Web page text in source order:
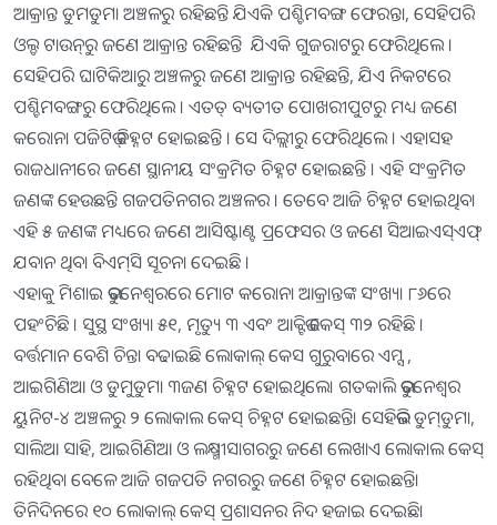
ଆକ୍ରାନ୍ତ ଡୁମଡୁମା ଅଞ୍ଚଳରୁ ରହିଛନ୍ତି ଯିଏକି ପଶ୍ଚିମବଙ୍ଗ ଫେରନ୍ତା, ସେହିପରି
ଓଲ୍ଡ ଟାଉନ୍‌ରୁ ଜଣେ ଆକ୍ରାନ୍ତ ରହିଛନ୍ତି ଯିଏକି ଗୁଜରାଟରୁ ଫେରିଥିଲେ ।
ସେହିପରି ଘାଟିକିଆରୁ ଅଞ୍ଚଳରୁ ଜଣେ ଆକ୍ରାନ୍ତ ରହିଛନ୍ତି, ଯିଏ ନିକଟରେ
ପଶ୍ଚିମବଙ୍ଗରୁ ଫେରିଥିଲେ । ଏତତ୍ ବ୍ୟତୀତ ପୋଖରୀପୁଟରୁ ମଧ୍ୟ ଜଣେ
କରୋନା ପଜିଟିଭ୍ ଚିହ୍ନଟ ହୋଇଛନ୍ତି । ସେ ଦିଲ୍ଲୀରୁ ଫେରିଥିଲେ । ଏହାସହ
ରାଜଧାନୀରେ ଜଣେ ସ୍ଥାନୀୟ ସଂକ୍ରମିତ ଚିହ୍ନଟ ହୋଇଛନ୍ତି । ଏହି ସଂକ୍ରମିତ
ଜଣଙ୍କ ହେଉଛନ୍ତି ଗଜପତିନଗର ଅଞ୍ଚଳର । ତେବେ ଆଜି ଚିହ୍ନଟ ହୋଇଥିବା
ଏହି ୫ ଜଣଙ୍କ ମଧ୍ୟରେ ଜଣେ ଆସିଷ୍ଟାଣ୍ଟ ପ୍ରଫେସର ଓ ଜଣେ ସିଆଇଏସ୍‌ଏଫ୍
ଯବାନ ଥିବା ବିଏମ୍‌ସି ସୂଚନା ଦେଇଛି ।
ଏହାକୁ ମିଶାଇ ଭୁବନେଶ୍ୱରରେ ମୋଟ କରୋନା ଆକ୍ରାନ୍ତଙ୍କ ସଂଖ୍ୟା ୮୬ରେ
ପହଂଚିଛି । ସୁସ୍ଥ ସଂଖ୍ୟା ୫୧, ମୃତ୍ୟୁ ୩ ଏବଂ ଆକ୍ଟିଭ କେସ୍ ୩୨ ରହିଛି ।
ବର୍ତ୍ତମାନ ବେଶି ଚିନ୍ତା ବଢାଇଛି ଲୋକାଲ୍ କେସ ଗୁରୁବାରେ ଏମ୍ସ ,
ଆଇଗିଣିଆ ଓ ଡୁମୁଡୁମା ୩ଜଣ ଚିହ୍ନଟ ହୋଇଥିଲେ। ଗତକାଲି ଭୁବନେଶ୍ୱର
ୟୁନିଟ-୪ ଅଞ୍ଚଳରୁ ୨ ଲୋକାଲ କେସ୍‌ ଚିହ୍ନଟ ହୋଇଛନ୍ତି। ସେହିଭଳି ଡୁମ୍‌ଡୁମା,
ସାଲିଆ ସାହି, ଆଇଗିଣିଆ ଓ ଲକ୍ଷ୍ମୀସାଗରରୁ ଜଣେ ଲେଖାଏ ଲୋକାଲ କେସ୍‌
ରହିଥିବା ବେଳେ ଆଜି ଗଜପତି ନଗରରୁ ଜଣେ ଚିହ୍ନଟ ହୋଇଛନ୍ତି।
ତିନିଦିନରେ ୧୦ ଲୋକାଲ୍ କେସ୍ ପ୍ରଶାସନର ନିଦ ହଜାଇ ଦେଇଛି।